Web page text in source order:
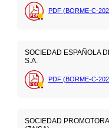
PDF (BORME-C-
SOCIEDAD ESPAÑOLA
S.A.
PDF (BORME-C-
SOCIEDAD